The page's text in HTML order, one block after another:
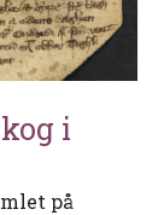
i
på